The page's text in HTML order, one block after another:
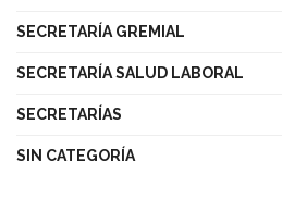
SECRETARÍA GREMIAL
SECRETARÍA SALUD LABORAL
SECRETARÍAS
SIN CATEGORÍA